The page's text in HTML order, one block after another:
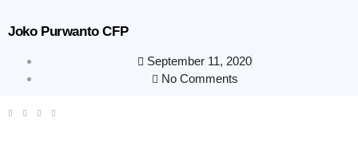
Joko Purwanto CFP
September 11, 2020
No Comments